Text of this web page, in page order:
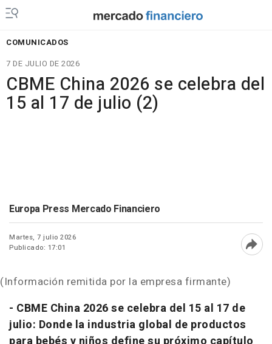
COMUNICADOS
7 DE JULIO DE 2026
CBME China 2026 se celebra del
15 al 17 de julio (2)
Europa Press Mercado Financiero
Martes, 7 julio 2026
Publicado: 17:01
(Información remitida por la empresa firmante)
- CBME China 2026 se celebra del 15 al 17 de
julio: Donde la industria global de productos